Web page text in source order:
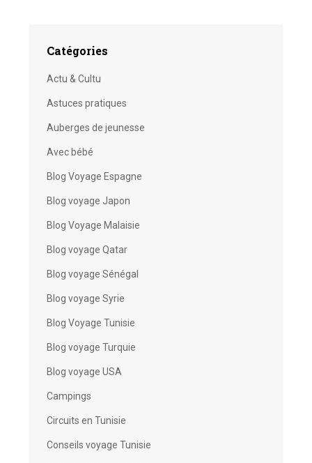
Catégories
Actu & Cultu
Astuces pratiques
Auberges de jeunesse
Avec bébé
Blog Voyage Espagne
Blog voyage Japon
Blog Voyage Malaisie
Blog voyage Qatar
Blog voyage Sénégal
Blog voyage Syrie
Blog Voyage Tunisie
Blog voyage Turquie
Blog voyage USA
Campings
Circuits en Tunisie
Conseils voyage Tunisie